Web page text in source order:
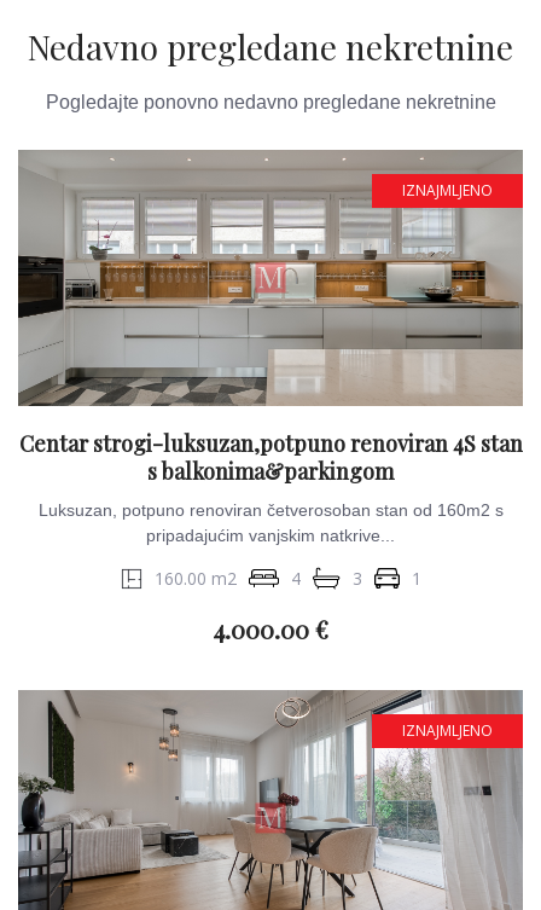
Nedavno pregledane nekretnine
Pogledajte ponovno nedavno pregledane nekretnine
IZNAJMLJENO
Centar strogi-luksuzan,potpuno renoviran 4S stan
s balkonima&parkingom
Luksuzan, potpuno renoviran četverosoban stan od 160m2 s
pripadajućim vanjskim natkrive...
160.00 m2 4 3 1
4.000.00 €
IZNAJMLJENO